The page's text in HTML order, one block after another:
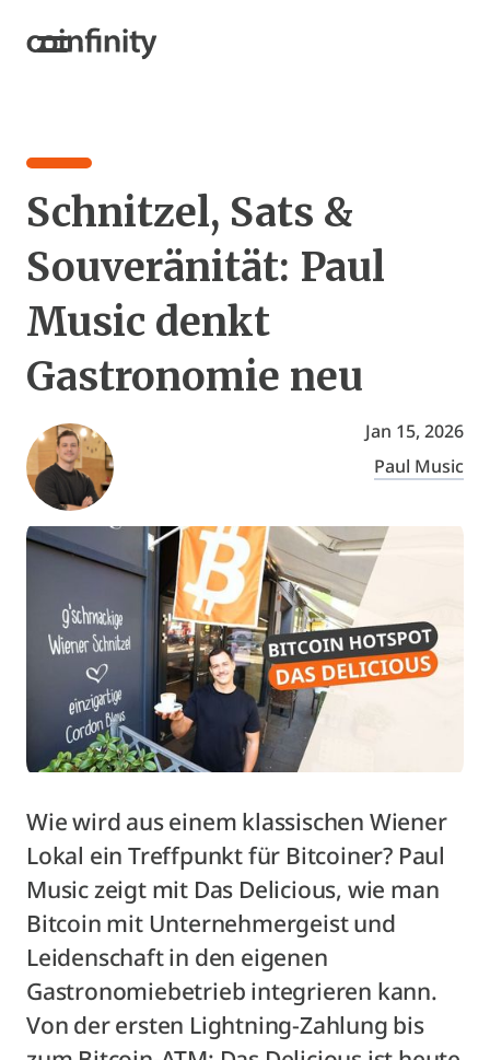
Schnitzel, Sats &
Souveränität: Paul
Music denkt
Gastronomie neu
Jan 15, 2026
Paul Music
Wie wird aus einem klassischen Wiener
Lokal ein Treffpunkt für Bitcoiner? Paul
Music zeigt mit Das Delicious, wie man
Bitcoin mit Unternehmergeist und
Leidenschaft in den eigenen
Gastronomiebetrieb integrieren kann.
Von der ersten Lightning-Zahlung bis